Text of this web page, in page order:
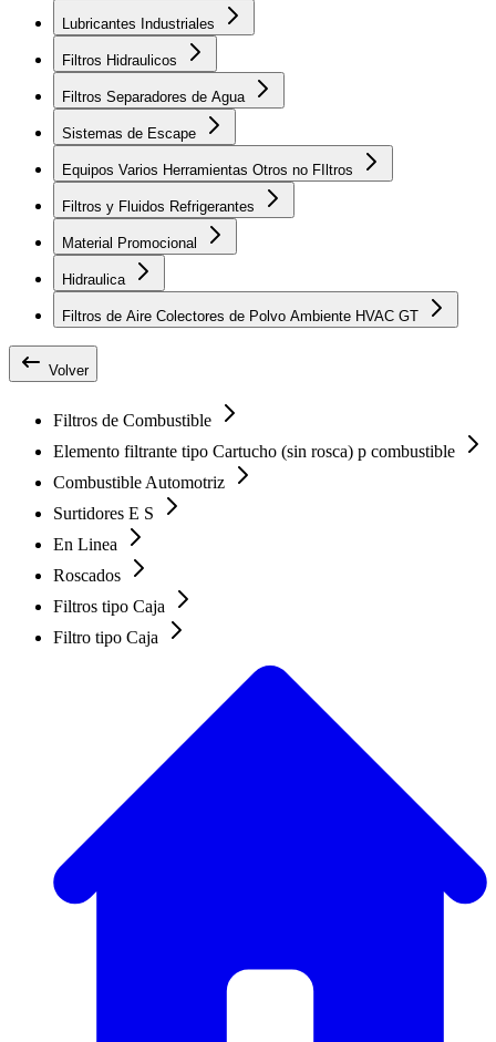
Lubricantes Industriales
Filtros Hidraulicos
Filtros Separadores de Agua
Sistemas de Escape
Equipos Varios Herramientas Otros no FIltros
Filtros y Fluidos Refrigerantes
Material Promocional
Hidraulica
Filtros de Aire Colectores de Polvo Ambiente HVAC GT
Volver
Filtros de Combustible
Elemento filtrante tipo Cartucho (sin rosca) p combustible
Combustible Automotriz
Surtidores E S
En Linea
Roscados
Filtros tipo Caja
Filtro tipo Caja